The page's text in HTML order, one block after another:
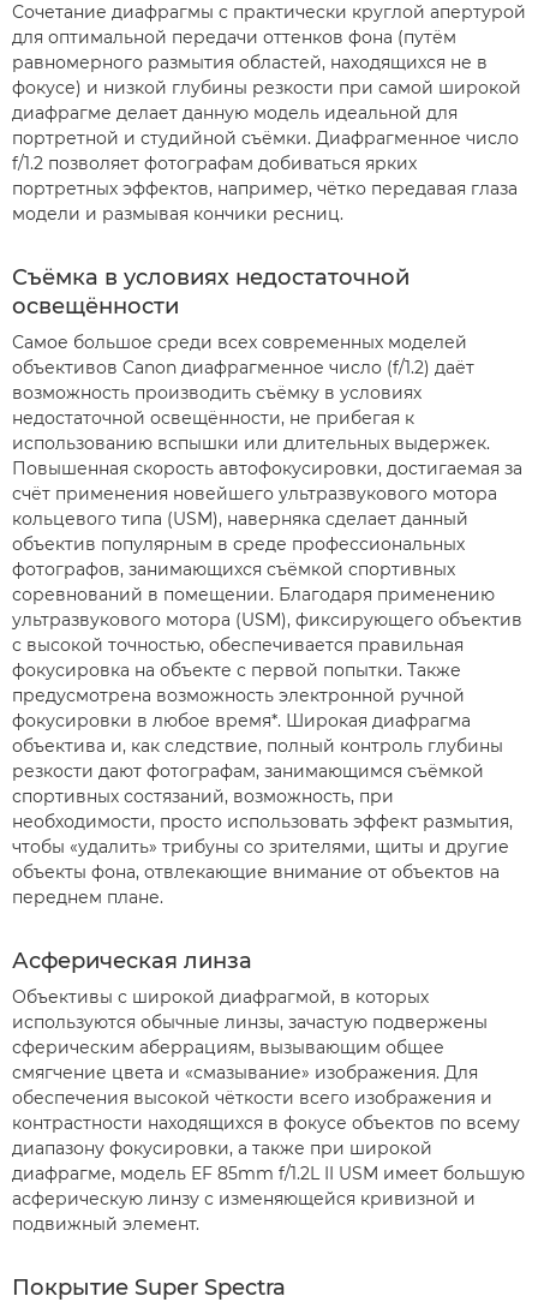
Сочетание диафрагмы с практически круглой апертурой
для оптимальной передачи оттенков фона (путём
равномерного размытия областей, находящихся не в
фокусе) и низкой глубины резкости при самой широкой
диафрагме делает данную модель идеальной для
портретной и студийной съёмки. Диафрагменное число
f/1.2 позволяет фотографам добиваться ярких
портретных эффектов, например, чётко передавая глаза
модели и размывая кончики ресниц.
Съёмка в условиях недостаточной
освещённости
Самое большое среди всех современных моделей
объективов Canon диафрагменное число (f/1.2) даёт
возможность производить съёмку в условиях
недостаточной освещённости, не прибегая к
использованию вспышки или длительных выдержек.
Повышенная скорость автофокусировки, достигаемая за
счёт применения новейшего ультразвукового мотора
кольцевого типа (USM), наверняка сделает данный
объектив популярным в среде профессиональных
фотографов, занимающихся съёмкой спортивных
соревнований в помещении. Благодаря применению
ультразвукового мотора (USM), фиксирующего объектив
с высокой точностью, обеспечивается правильная
фокусировка на объекте с первой попытки. Также
предусмотрена возможность электронной ручной
фокусировки в любое время*. Широкая диафрагма
объектива и, как следствие, полный контроль глубины
резкости дают фотографам, занимающимся съёмкой
спортивных состязаний, возможность, при
необходимости, просто использовать эффект размытия,
чтобы «удалить» трибуны со зрителями, щиты и другие
объекты фона, отвлекающие внимание от объектов на
переднем плане.
Асферическая линза
Объективы с широкой диафрагмой, в которых
используются обычные линзы, зачастую подвержены
сферическим аберрациям, вызывающим общее
смягчение цвета и «смазывание» изображения. Для
обеспечения высокой чёткости всего изображения и
контрастности находящихся в фокусе объектов по всему
диапазону фокусировки, а также при широкой
диафрагме, модель EF 85mm f/1.2L II USM имеет большую
асферическую линзу с изменяющейся кривизной и
подвижный элемент.
Покрытие Super Spectra